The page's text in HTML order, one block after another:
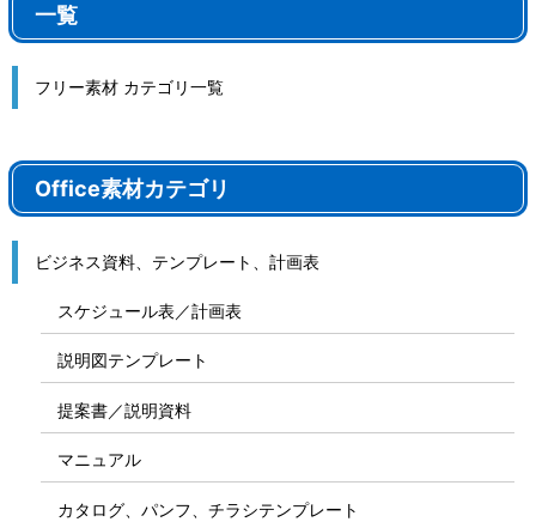
一覧
フリー素材 カテゴリ一覧
Office素材カテゴリ
ビジネス資料、テンプレート、計画表
スケジュール表／計画表
説明図テンプレート
提案書／説明資料
マニュアル
カタログ、パンフ、チラシテンプレート